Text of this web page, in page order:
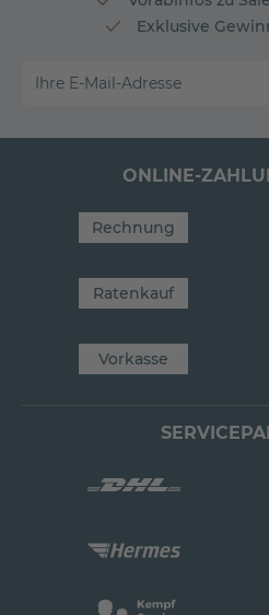
Exklusive
Ihre E-Mail-Adresse
ONLINE-
Rechnung
Ratenkauf
Vorkasse